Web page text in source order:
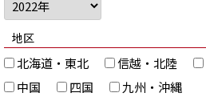
地区
北海道・東北 信越・北陸
中国
四国 九州・沖縄